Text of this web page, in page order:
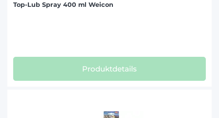
Top-Lub Spray 400 ml Weicon
Produktdetails